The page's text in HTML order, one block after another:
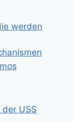
werden
USS